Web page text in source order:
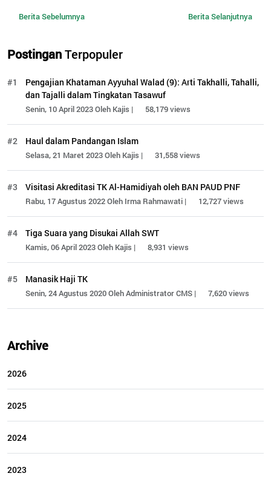
Berita Sebelumnya Berita Selanjutnya
PostinganTerpopuler
#1
Pengajian Khataman Ayyuhal Walad (9): Arti Takhalli, Tahalli,
dan Tajalli dalam Tingkatan Tasawuf
Senin, 10 April 2023 Oleh Kajis | 58,179 views
#2 Haul dalam Pandangan Islam
Selasa, 21 Maret 2023 Oleh Kajis | 31,558 views
#3 Visitasi Akreditasi TK Al-Hamidiyah oleh BAN PAUD PNF
Rabu, 17 Agustus 2022 Oleh Irma Rahmawati | 12,727 views
#4 Tiga Suara yang Disukai Allah SWT
Kamis, 06 April 2023 Oleh Kajis | 8,931 views
#5 Manasik Haji TK
Senin, 24 Agustus 2020 Oleh Administrator CMS | 7,620 views
Archive
2026
2025
2024
2023